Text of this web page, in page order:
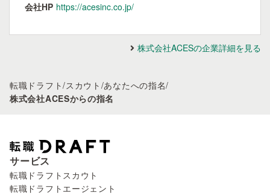
会社HP https://acesinc.co.jp/
株式会社ACESの企業詳細を見る
転職ドラフト/スカウト /あなたへの指名/
株式会社ACESからの指名
サービス
転職ドラフトスカウト
転職ドラフトエージェント